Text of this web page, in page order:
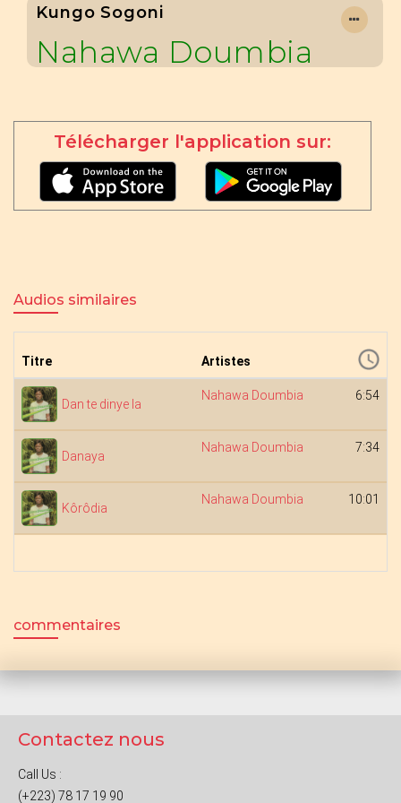
Kungo Sogoni
Nahawa Doumbia
Télécharger l'application sur:
Audios similaires
Titre Artistes
Dan te dinye la
Nahawa Doumbia 6:54
Danaya
Nahawa Doumbia 7:34
Kôrôdia
Nahawa Doumbia 10:01
commentaires
Contactez nous
Call Us :
(+223) 78 17 19 90